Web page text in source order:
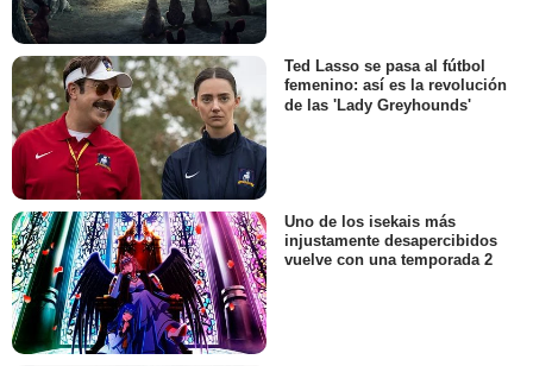
Ted Lasso se pasa al fútbol
femenino: así es la revolución
de las 'Lady Greyhounds'
Uno de los isekais más
injustamente desapercibidos
vuelve con una temporada 2